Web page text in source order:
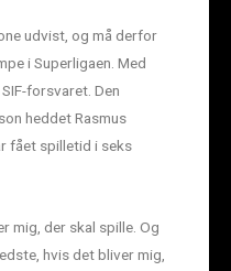
udvist, og må derfor
i Superligaen. Med
forsvaret. Den
heddet Rasmus
fået spilletid i seks
mig, der skal spille. Og
hvis det bliver mig,